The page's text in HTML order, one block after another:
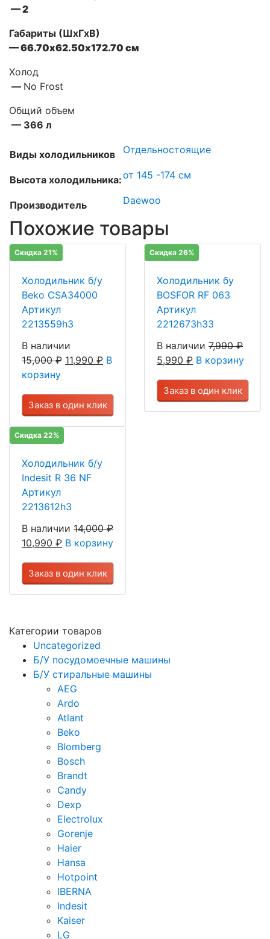
— 2
Габариты (ШxГxВ)
— 66.70х62.50х172.70 см
Холод
— No Frost
Общий объем
— 366 л
Виды холодильников Отдельностоящие
Высота холодильника:от 145 -174 см
Производитель Daewoo
Похожие товары
Скидка 21%
Холодильник б/у
Beko CSA34000
Артикул
2213559h3
В наличии
15,000₽ 11,990 ₽ В
корзину
Заказ в один клик
Скидка 26%
Холодильник бу
BOSFOR RF 063
Артикул
2212673h33
В наличии 7,990₽
5,990 ₽ В корзину
Заказ в один клик
Скидка 22%
Холодильник б/у
Indesit R 36 NF
Артикул
2213612h3
В наличии 14,000₽
10,990 ₽ В корзину
Заказ в один клик
Категории товаров
Uncategorized
Б/У посудомоечные машины
Б/У стиральные машины
AEG
Ardo
Atlant
Beko
Blomberg
Bosch
Brandt
Candy
Dexp
Electrolux
Gorenje
Haier
Hansa
Hotpoint
IBERNA
Indesit
Kaiser
LG